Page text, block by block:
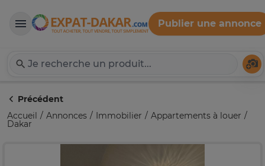
Expat-Dakar
Publier une annonce
Précédent
Accueil
Annonces Immobilier Appartements à louer
Dakar